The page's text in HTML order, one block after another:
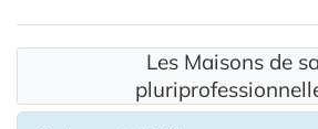
Les Maisons de